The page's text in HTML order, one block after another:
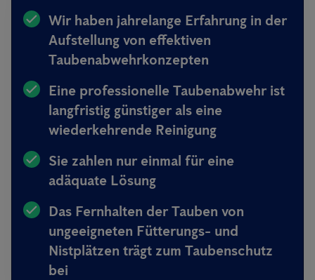
Wir haben jahrelange Erfahrung in der
Aufstellung von effektiven
Taubenabwehrkonzepten
Eine professionelle Taubenabwehr ist
langfristig günstiger als eine
wiederkehrende Reinigung
Sie zahlen nur einmal für eine
adäquate Lösung
Das Fernhalten der Tauben von
ungeeigneten Fütterungs- und
Nistplätzen trägt zum Taubenschutz
bei